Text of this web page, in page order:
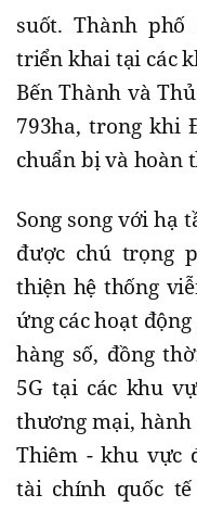
suốt. Thành
triển khai tại các
Bến Thành và
793ha, trong khi
chuẩn bị và hoàn
Song song với hạ
được chú trọng
thiện hệ thống
ứng các hoạt
hàng số, đồng
5G tại các khu
thương mại, hành
Thiêm - khu vực
tài chính quốc